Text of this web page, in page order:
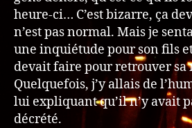
heure-ci… C’est bizarre, ça
n’est pas normal. Mais je
une inquiétude pour son fils
devait faire pour retrouver sa
Quelquefois, j’y allais de
lui expliquant qu’il n’y avait
décrété.